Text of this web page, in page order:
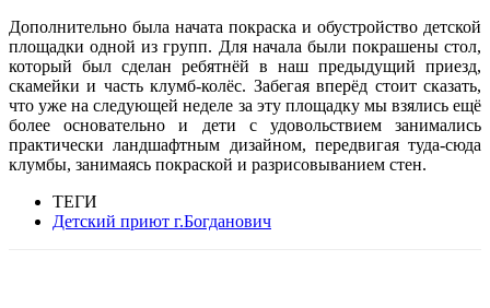
Дополнительно была начата покраска и обустройство детской
площадки одной из групп. Для начала были покрашены стол,
который был сделан ребятнёй в наш предыдущий приезд,
скамейки и часть клумб-колёс. Забегая вперёд стоит сказать,
что уже на следующей неделе за эту площадку мы взялись ещё
более основательно и дети с удовольствием занимались
практически ландшафтным дизайном, передвигая туда-сюда
клумбы, занимаясь покраской и разрисовыванием стен.
ТЕГИ
Детский приют г.Богданович